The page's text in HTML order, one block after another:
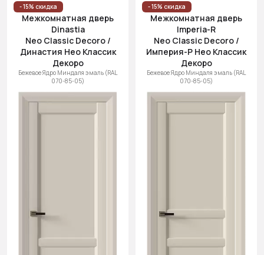
- 15% скидка
Межкомнатная дверь
Dinastia
Neo Classic Decoro /
Династия Нео Классик
Декоро
Бежевое Ядро Миндаля эмаль (RAL
070-85-05)
- 15% скидка
Межкомнатная дверь
Imperia-R
Neo Classic Decoro /
Империя-Р Нео Классик
Декоро
Бежевое Ядро Миндаля эмаль (RAL
070-85-05)